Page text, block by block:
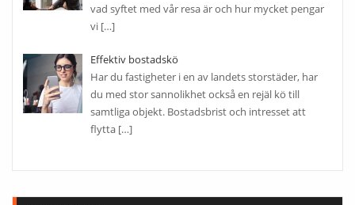
vad syftet med vår resa är och hur mycket pengar
vi […]
Effektiv bostadskö
Har du fastigheter i en av landets storstäder, har
du med stor sannolikhet också en rejäl kö till
samtliga objekt. Bostadsbrist och intresset att
flytta […]